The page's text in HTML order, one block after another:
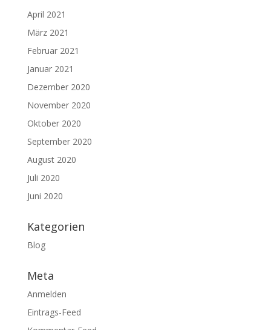
April 2021
März 2021
Februar 2021
Januar 2021
Dezember 2020
November 2020
Oktober 2020
September 2020
August 2020
Juli 2020
Juni 2020
Kategorien
Blog
Meta
Anmelden
Eintrags-Feed